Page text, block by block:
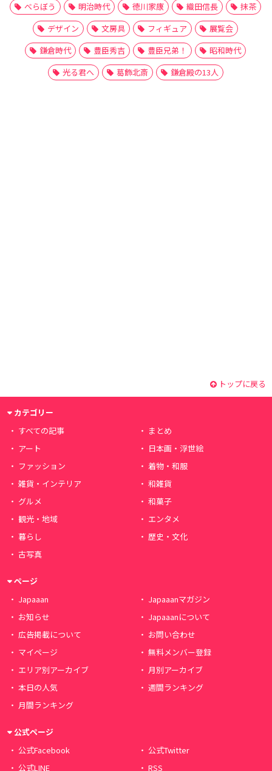
べらぼう
明治時代 徳川家康 織田信長
抹茶
デザイン
文房具 フィギュア
展覧会
鎌倉時代
豊臣秀吉 豊臣兄弟！
昭和時代
光る君へ
葛飾北斎 鎌倉殿の13人
トップに戻る
カテゴリー
すべての記事
まとめ
アート
日本画・浮世絵
ファッション
着物・和服
雑貨・インテリア
和雑貨
グルメ
和菓子
観光・地域
エンタメ
暮らし
歴史・文化
古写真
ページ
Japaaan
Japaaanマガジン
お知らせ
Japaaanについて
広告掲載について
お問い合わせ
マイページ
無料メンバー登録
エリア別アーカイブ
月別アーカイブ
本日の人気
週間ランキング
月間ランキング
公式ページ
公式Facebook
公式Twitter
公式LINE
RSS